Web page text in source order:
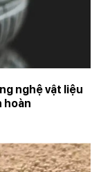
nghệ vật liệu
hoàn